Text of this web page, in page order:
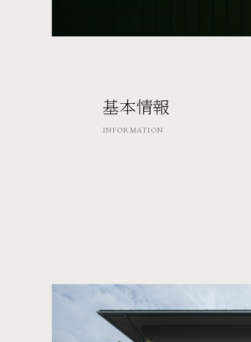
基本情報
INFORMATION